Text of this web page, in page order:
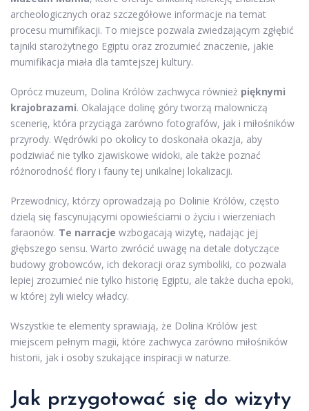
archeologicznych oraz szczegółowe informacje na temat
procesu mumifikacji. To miejsce pozwala zwiedzającym zgłębić
tajniki starożytnego Egiptu oraz zrozumieć znaczenie, jakie
mumifikacja miała dla tamtejszej kultury.
Oprócz muzeum, Dolina Królów zachwyca również pięknymi
krajobrazami. Okalające dolinę góry tworzą malowniczą
scenerię, która przyciąga zarówno fotografów, jak i miłośników
przyrody. Wędrówki po okolicy to doskonała okazja, aby
podziwiać nie tylko zjawiskowe widoki, ale także poznać
różnorodność flory i fauny tej unikalnej lokalizacji.
Przewodnicy, którzy oprowadzają po Dolinie Królów, często
dzielą się fascynującymi opowieściami o życiu i wierzeniach
faraonów. Te narracje wzbogacają wizytę, nadając jej
głębszego sensu. Warto zwrócić uwagę na detale dotyczące
budowy grobowców, ich dekoracji oraz symboliki, co pozwala
lepiej zrozumieć nie tylko historię Egiptu, ale także ducha epoki,
w której żyli wielcy władcy.
Wszystkie te elementy sprawiają, że Dolina Królów jest
miejscem pełnym magii, które zachwyca zarówno miłośników
historii, jak i osoby szukające inspiracji w naturze.
Jak przygotować się do wizyty